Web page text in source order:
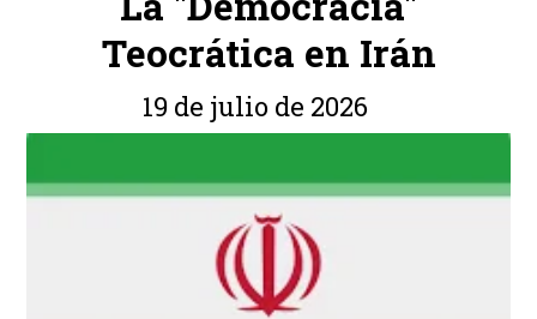
Teocrática en Irán
19 de julio de 2026